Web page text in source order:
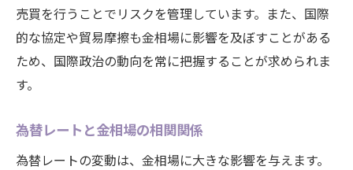
売買を行うことでリスクを管理しています。また、国際
的な協定や貿易摩擦も金相場に影響を及ぼすことがある
ため、国際政治の動向を常に把握することが求められま
す。
為替レートと金相場の相関関係
為替レートの変動は、金相場に大きな影響を与えます。